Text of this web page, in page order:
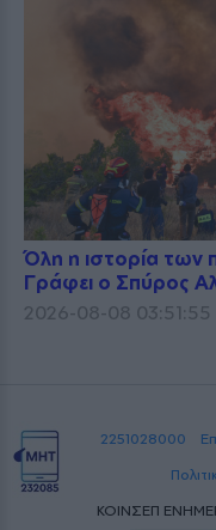
Όλη η ιστορία των
Γράφει ο Σπύρος
2026-08-08 03:51:55
2251028000
ΚΟΙΝΣΕΠ